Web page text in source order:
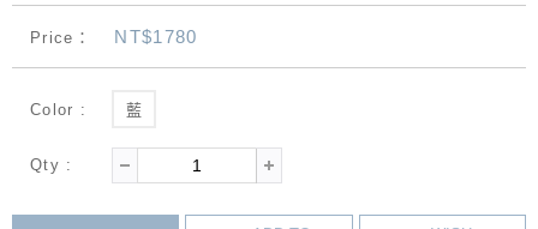
Price： NT$1780
Color : 藍
Qty :